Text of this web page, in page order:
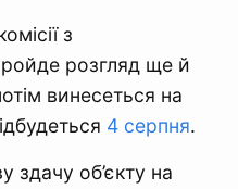
з
розгляд ще й
винесеться на
4 серпня.
здачу об’єкту на